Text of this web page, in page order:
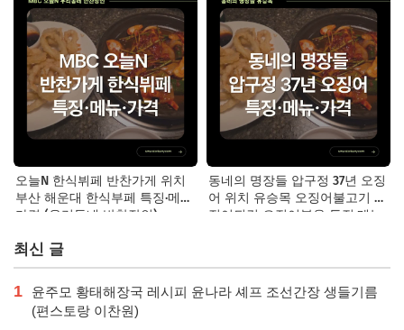
오늘N 한식뷔페 반찬가게 위치
부산 해운대 한식부페 특징·메뉴·
가격 (우리동네 반찬장인)
동네의 명장들 압구정 37년 오징
어 위치 유승목 오징어불고기 오
징어튀김 오징어볶음 특징·메뉴·
최신 글
1
윤주모 황태해장국 레시피 윤나라 셰프 조선간장 생들기름
(편스토랑 이찬원)